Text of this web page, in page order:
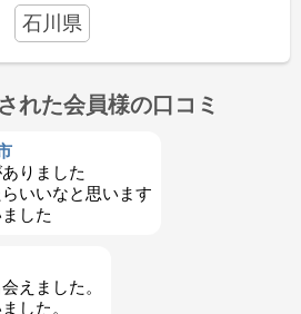
石川県
れた会員様の口コミ
りました
いいなと思います
した
えました。
した。